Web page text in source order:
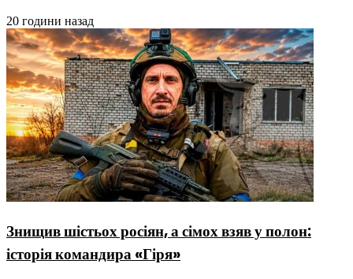
20 години назад
Знищив шістьох росіян, а сімох взяв у полон:
історія командира «Гіря»